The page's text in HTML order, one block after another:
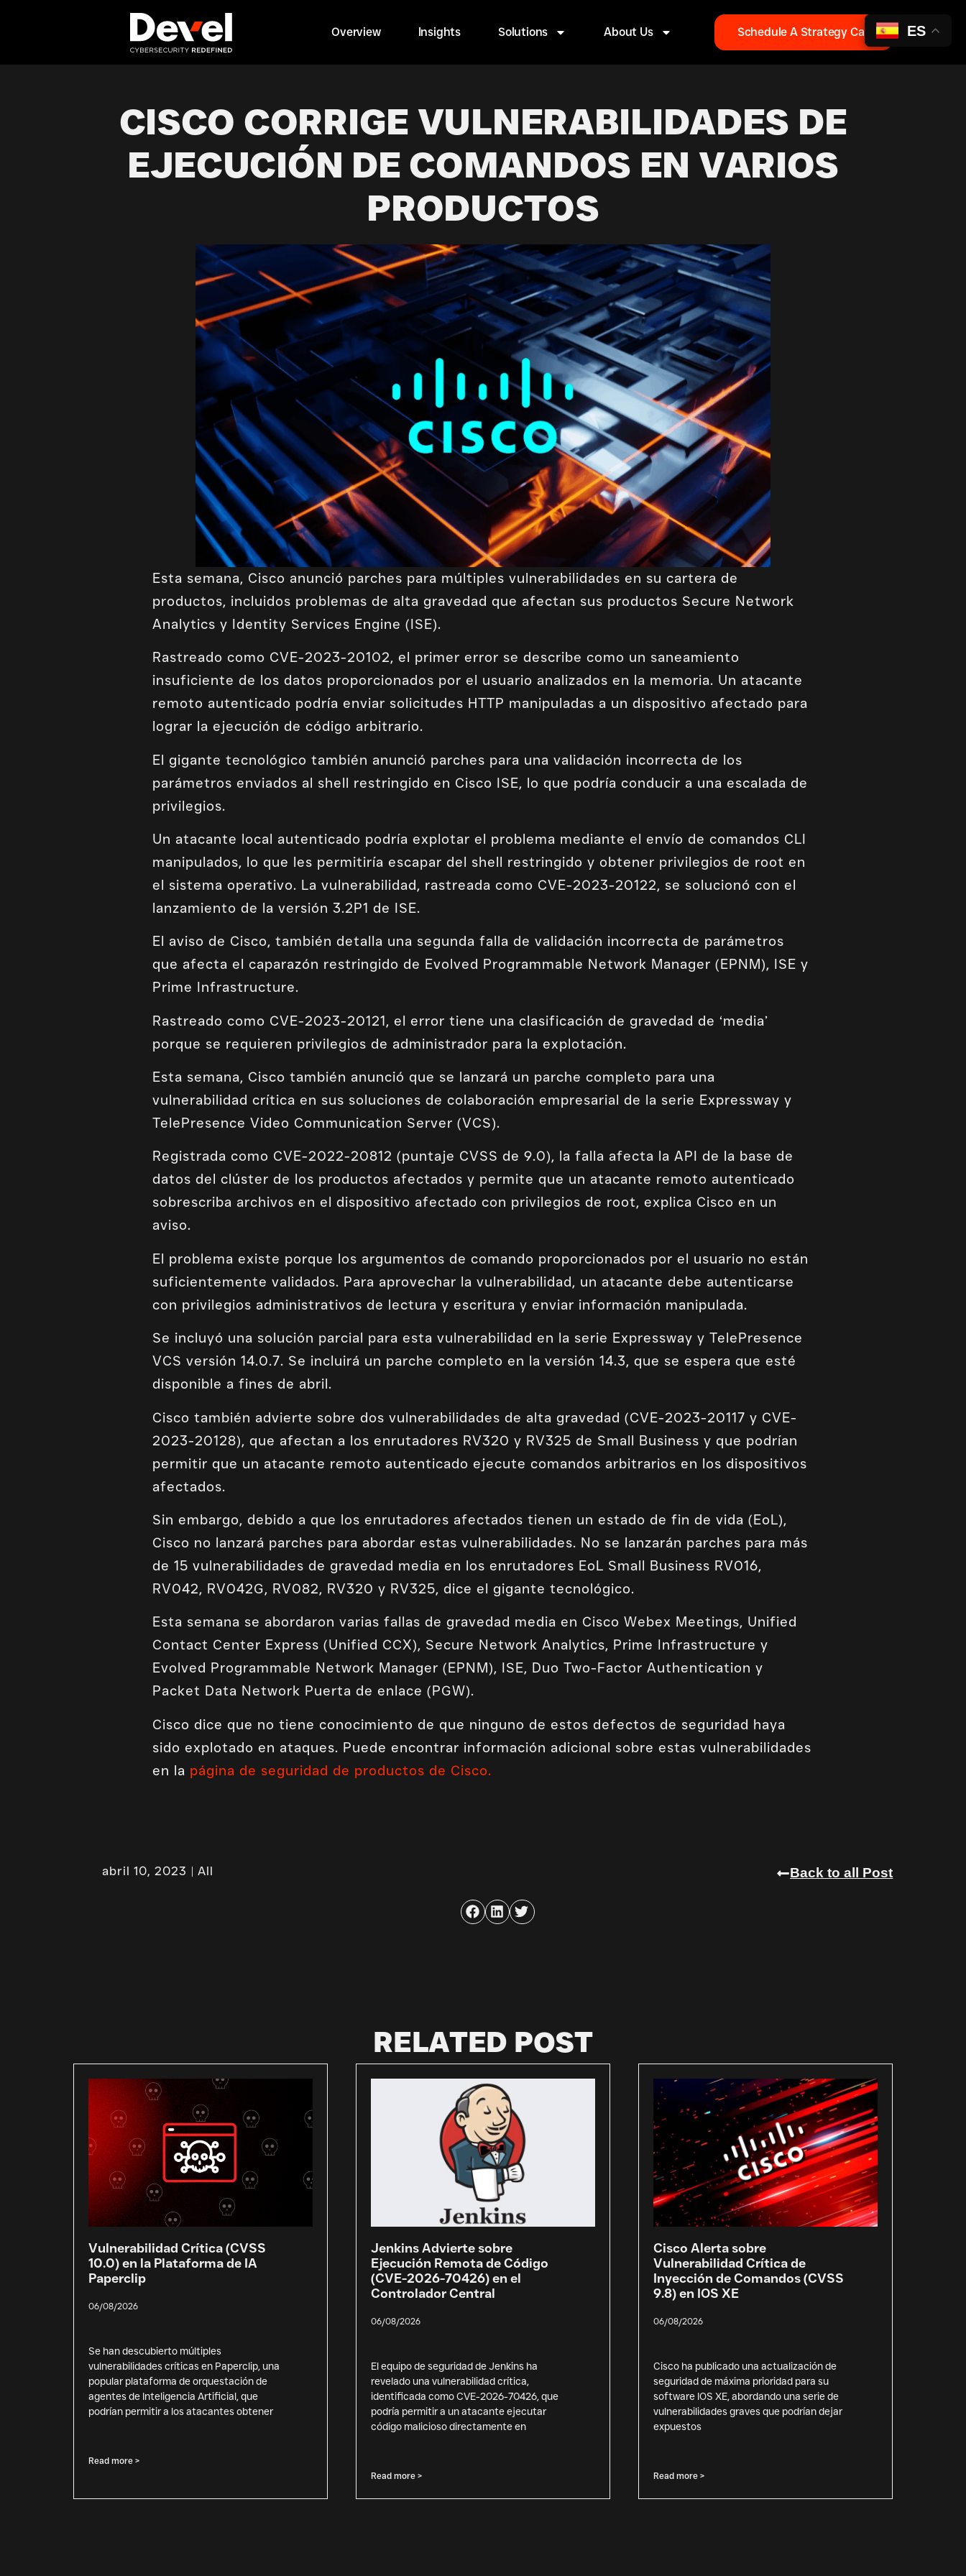
Overview Insights Solutions About Us Schedule A Strategy Call
CISCO CORRIGE VULNERABILIDADES DE
EJECUCIÓN DE COMANDOS EN VARIOS
PRODUCTOS
Esta semana, Cisco anunció parches para múltiples vulnerabilidades en su cartera de
productos, incluidos problemas de alta gravedad que afectan sus productos Secure Network
Analytics y Identity Services Engine (ISE).
Rastreado como CVE-2023-20102, el primer error se describe como un saneamiento
insuficiente de los datos proporcionados por el usuario analizados en la memoria. Un atacante
remoto autenticado podría enviar solicitudes HTTP manipuladas a un dispositivo afectado para
lograr la ejecución de código arbitrario.
El gigante tecnológico también anunció parches para una validación incorrecta de los
parámetros enviados al shell restringido en Cisco ISE, lo que podría conducir a una escalada de
privilegios.
Un atacante local autenticado podría explotar el problema mediante el envío de comandos CLI
manipulados, lo que les permitiría escapar del shell restringido y obtener privilegios de root en
el sistema operativo. La vulnerabilidad, rastreada como CVE-2023-20122, se solucionó con el
lanzamiento de la versión 3.2P1 de ISE.
El aviso de Cisco, también detalla una segunda falla de validación incorrecta de parámetros
que afecta el caparazón restringido de Evolved Programmable Network Manager (EPNM), ISE y
Prime Infrastructure.
Rastreado como CVE-2023-20121, el error tiene una clasificación de gravedad de ‘media’
porque se requieren privilegios de administrador para la explotación.
Esta semana, Cisco también anunció que se lanzará un parche completo para una
vulnerabilidad crítica en sus soluciones de colaboración empresarial de la serie Expressway y
TelePresence Video Communication Server (VCS).
Registrada como CVE-2022-20812 (puntaje CVSS de 9.0), la falla afecta la API de la base de
datos del clúster de los productos afectados y permite que un atacante remoto autenticado
sobrescriba archivos en el dispositivo afectado con privilegios de root, explica Cisco en un
aviso.
El problema existe porque los argumentos de comando proporcionados por el usuario no están
suficientemente validados. Para aprovechar la vulnerabilidad, un atacante debe autenticarse
con privilegios administrativos de lectura y escritura y enviar información manipulada.
Se incluyó una solución parcial para esta vulnerabilidad en la serie Expressway y TelePresence
VCS versión 14.0.7. Se incluirá un parche completo en la versión 14.3, que se espera que esté
disponible a fines de abril.
Cisco también advierte sobre dos vulnerabilidades de alta gravedad (CVE-2023-20117 y CVE-
2023-20128), que afectan a los enrutadores RV320 y RV325 de Small Business y que podrían
permitir que un atacante remoto autenticado ejecute comandos arbitrarios en los dispositivos
afectados.
Sin embargo, debido a que los enrutadores afectados tienen un estado de fin de vida (EoL),
Cisco no lanzará parches para abordar estas vulnerabilidades. No se lanzarán parches para más
de 15 vulnerabilidades de gravedad media en los enrutadores EoL Small Business RV016,
RV042, RV042G, RV082, RV320 y RV325, dice el gigante tecnológico.
Esta semana se abordaron varias fallas de gravedad media en Cisco Webex Meetings, Unified
Contact Center Express (Unified CCX), Secure Network Analytics, Prime Infrastructure y
Evolved Programmable Network Manager (EPNM), ISE, Duo Two-Factor Authentication y
Packet Data Network Puerta de enlace (PGW).
Cisco dice que no tiene conocimiento de que ninguno de estos defectos de seguridad haya
sido explotado en ataques. Puede encontrar información adicional sobre estas vulnerabilidades
en la página de seguridad de productos de Cisco.
abril 10, 2023 All Back to all Post
RELATED POST
Vulnerabilidad Crítica (CVSS
10.0) en la Plataforma de IA
Paperclip
06/08/2026
Se han descubierto múltiples
vulnerabilidades críticas en Paperclip, una
popular plataforma de orquestación de
agentes de Inteligencia Artificial, que
podrían permitir a los atacantes obtener
Read more >
Jenkins Advierte sobre
Ejecución Remota de Código
(CVE-2026-70426) en el
Controlador Central
06/08/2026
El equipo de seguridad de Jenkins ha
revelado una vulnerabilidad crítica,
identificada como CVE-2026-70426, que
podría permitir a un atacante ejecutar
código malicioso directamente en
Read more >
Cisco Alerta sobre
Vulnerabilidad Crítica de
Inyección de Comandos (CVSS
9.8) en IOS XE
06/08/2026
Cisco ha publicado una actualización de
seguridad de máxima prioridad para su
software IOS XE, abordando una serie de
vulnerabilidades graves que podrían dejar
expuestos
Read more >
ES